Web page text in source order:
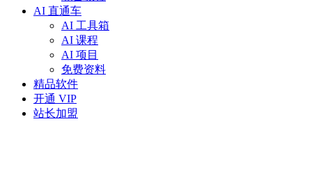
AI 直通车
AI 工具箱
AI 课程
AI 项目
免费资料
精品软件
开通 VIP
站长加盟